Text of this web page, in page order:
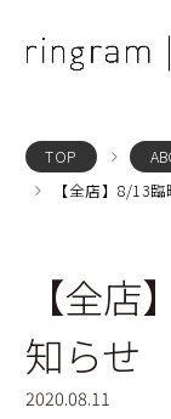
TOP
【全店】8/13
【全
知らせ
2020.08.11